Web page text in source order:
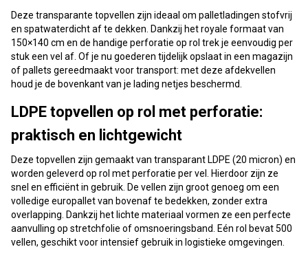
Deze transparante topvellen zijn ideaal om palletladingen stofvrij
en spatwaterdicht af te dekken. Dankzij het royale formaat van
150×140 cm en de handige perforatie op rol trek je eenvoudig per
stuk een vel af. Of je nu goederen tijdelijk opslaat in een magazijn
of pallets gereedmaakt voor transport: met deze afdekvellen
houd je de bovenkant van je lading netjes beschermd.
LDPE topvellen op rol met perforatie:
praktisch en lichtgewicht
Deze topvellen zijn gemaakt van transparant LDPE (20 micron) en
worden geleverd op rol met perforatie per vel. Hierdoor zijn ze
snel en efficiënt in gebruik. De vellen zijn groot genoeg om een
volledige europallet van bovenaf te bedekken, zonder extra
overlapping. Dankzij het lichte materiaal vormen ze een perfecte
aanvulling op stretchfolie of omsnoeringsband. Eén rol bevat 500
vellen, geschikt voor intensief gebruik in logistieke omgevingen.